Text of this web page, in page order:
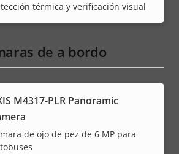
térmica y verificación visual
de a bordo
M4317-PLR Panoramic
de ojo de pez de 6 MP para